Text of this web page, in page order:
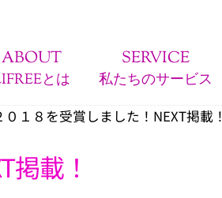
ABOUT
とは
SERVICE
私たちのサービス
１８を受賞しました！NEXT掲載！
載！